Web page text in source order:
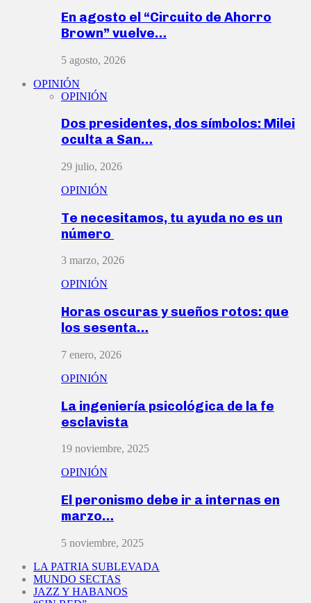
En agosto el “Circuito de Ahorro
Brown” vuelve…
5 agosto, 2026
OPINIÓN
OPINIÓN
Dos presidentes, dos símbolos: Milei
oculta a San…
29 julio, 2026
OPINIÓN
Te necesitamos, tu ayuda no es un
número
3 marzo, 2026
OPINIÓN
Horas oscuras y sueños rotos: que
los sesenta…
7 enero, 2026
OPINIÓN
La ingeniería psicológica de la fe
esclavista
19 noviembre, 2025
OPINIÓN
El peronismo debe ir a internas en
marzo…
5 noviembre, 2025
LA PATRIA SUBLEVADA
MUNDO SECTAS
JAZZ Y HABANOS